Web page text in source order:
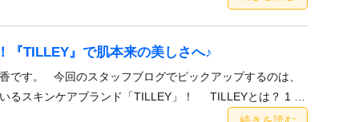
『TILLEY』で肌本来の美しさへ♪
です。 今回のスタッフブログでピックアップするのは、
るスキンケアブランド「TILLEY」！ TILLEYとは？ 1 …